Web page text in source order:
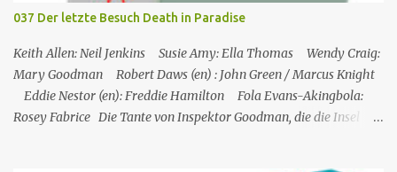
JP) nach London zu schicken, um die Ermittlungen mit Hilfe eines
037 Der letzte Besuch Death in Paradise
Keith Allen: Neil Jenkins Susie Amy: Ella Thomas Wendy Craig:
Mary Goodman Robert Daws (en) : John Green / Marcus Knight
Eddie Nestor (en): Freddie Hamilton Fola Evans-Akingbola:
Rosey Fabrice Die Tante von Inspektor Goodman, die die Insel